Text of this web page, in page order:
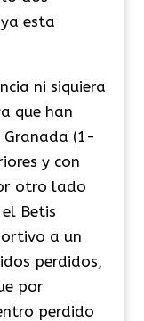
esta
ni siquiera
que han
(1-
y con
otro lado
Betis
a un
perdidos,
por
perdido